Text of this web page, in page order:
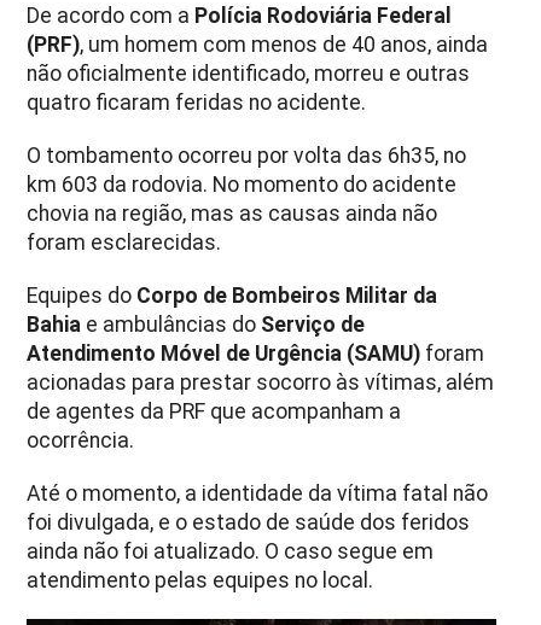
De acordo com a Polícia Rodoviária Federal
(PRF), um homem com menos de 40 anos, ainda
não oficialmente identificado, morreu e outras
quatro ficaram feridas no acidente.
O tombamento ocorreu por volta das 6h35, no
km 603 da rodovia. No momento do acidente
chovia na região, mas as causas ainda não
foram esclarecidas.
Equipes do Corpo de Bombeiros Militar da
Bahia e ambulâncias do Serviço de
Atendimento Móvel de Urgência (SAMU) foram
acionadas para prestar socorro às vítimas, além
de agentes da PRF que acompanham a
ocorrência.
Até o momento, a identidade da vítima fatal não
foi divulgada, e o estado de saúde dos feridos
ainda não foi atualizado. O caso segue em
atendimento pelas equipes no local.